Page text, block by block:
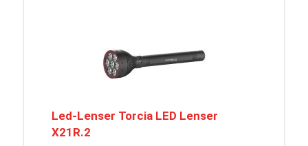
Led-Lenser Torcia LED Lenser
X21R.2